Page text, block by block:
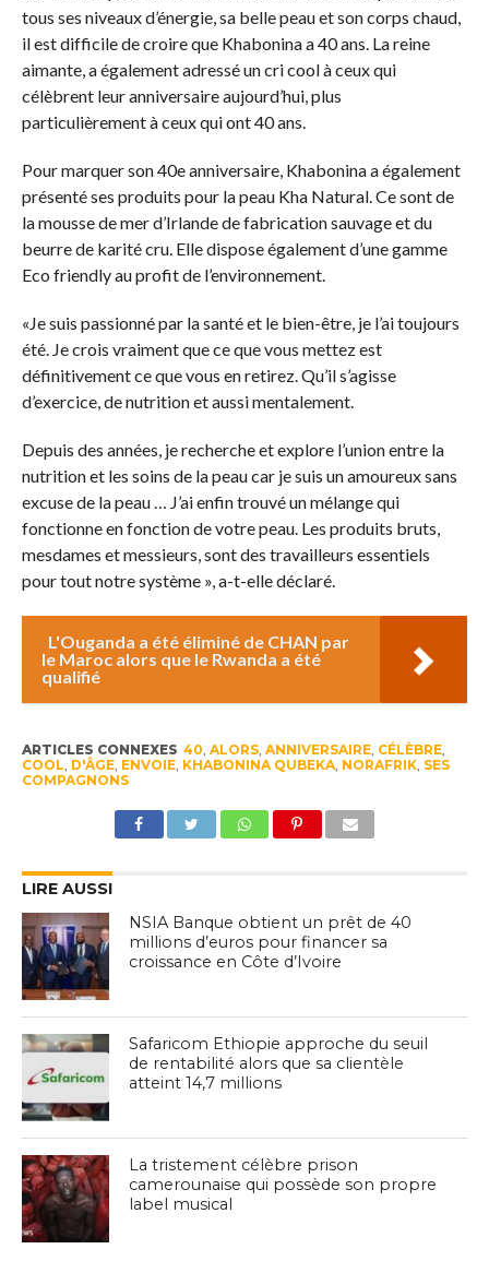
tous ses niveaux d’énergie, sa belle peau et son corps chaud,
il est difficile de croire que Khabonina a 40 ans. La reine
aimante, a également adressé un cri cool à ceux qui
célèbrent leur anniversaire aujourd’hui, plus
particulièrement à ceux qui ont 40 ans.
Pour marquer son 40e anniversaire, Khabonina a également
présenté ses produits pour la peau Kha Natural. Ce sont de
la mousse de mer d’Irlande de fabrication sauvage et du
beurre de karité cru. Elle dispose également d’une gamme
Eco friendly au profit de l’environnement.
«Je suis passionné par la santé et le bien-être, je l’ai toujours
été. Je crois vraiment que ce que vous mettez est
définitivement ce que vous en retirez. Qu’il s’agisse
d’exercice, de nutrition et aussi mentalement.
Depuis des années, je recherche et explore l’union entre la
nutrition et les soins de la peau car je suis un amoureux sans
excuse de la peau … J’ai enfin trouvé un mélange qui
fonctionne en fonction de votre peau. Les produits bruts,
mesdames et messieurs, sont des travailleurs essentiels
pour tout notre système », a-t-elle déclaré.
L'Ouganda a été éliminé de CHAN par
le Maroc alors que le Rwanda a été
qualifié
ARTICLES CONNEXES 40, ALORS, ANNIVERSAIRE, CÉLÈBRE,
COOL, D'ÂGE, ENVOIE, KHABONINA QUBEKA, NORAFRIK, SES
COMPAGNONS
LIRE AUSSI
NSIA Banque obtient un prêt de 40
millions d’euros pour financer sa
croissance en Côte d’Ivoire
Safaricom Ethiopie approche du seuil
de rentabilité alors que sa clientèle
atteint 14,7 millions
La tristement célèbre prison
camerounaise qui possède son propre
label musical